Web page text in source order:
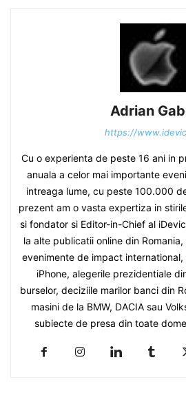
Adrian
https://
Cu o experienta de peste 16 ani in
anuala a celor mai importante
intreaga lume, cu peste 100.000
prezent am o vasta expertiza in
si fondator si Editor-in-Chief al
la alte publicatii online din
evenimente de impact
iPhone, alegerile prezidentiale
burselor, deciziile marilor banci din
masini de la BMW, DACIA sau
subiecte de presa din toate